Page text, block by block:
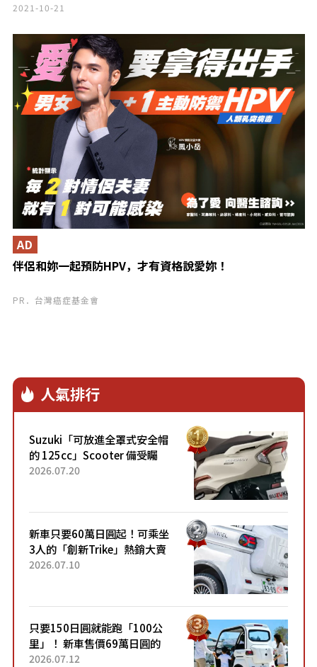
2021-10-21
伴侶和妳一起預防HPV，才有資格說愛妳！
AD
PR．台灣癌症基金會
人氣排行
Suzuki「可放進全罩式安全帽
的 125cc」Scooter 備受矚
目！採用全新流線設計與各項
2026.07.20
新車只要60萬日圓起！可乘坐
3人的「創新Trike」熱銷大賣
成為人氣車款！「養車成本真
2026.07.10
只要150日圓就能跑「100公
里」！ 新車售價69萬日圓的
「3人座」Trike大受歡迎！ 順
2026.07.12